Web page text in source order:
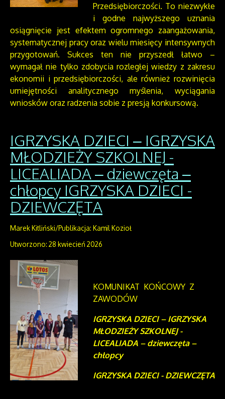
Przedsiębiorczości. To niezwykłe
i godne najwyższego uznania
osiągnięcie jest efektem ogromnego zaangażowania,
systematycznej pracy oraz wielu miesięcy intensywnych
przygotowań. Sukces ten nie przyszedł łatwo –
wymagał nie tylko zdobycia rozległej wiedzy z zakresu
ekonomii i przedsiębiorczości, ale również rozwinięcia
umiejętności analitycznego myślenia, wyciągania
wniosków oraz radzenia sobie z presją konkursową.
IGRZYSKA DZIECI – IGRZYSKA
MŁODZIEŻY SZKOLNEJ -
LICEALIADA – dziewczęta –
chłopcy IGRZYSKA DZIECI -
DZIEWCZĘTA
Marek Kitliński/Publikacja: Kamil Kozioł
Utworzono: 28 kwiecień 2026
KOMUNIKAT KOŃCOWY Z
ZAWODÓW
IGRZYSKA DZIECI – IGRZYSKA
MŁODZIEŻY SZKOLNEJ -
LICEALIADA – dziewczęta –
chłopcy
IGRZYSKA DZIECI - DZIEWCZĘTA